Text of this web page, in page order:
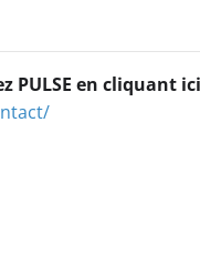
PULSE en cliquant ici